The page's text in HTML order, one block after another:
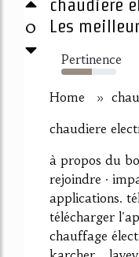
0
chaudiere
Les
Pertinence
55%
Home »
chaudiere
à propos du
rejoindre ·
applications.
télécharger
chauffage